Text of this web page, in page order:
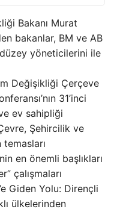
Bakanı Murat
bakanlar, BM ve AB
yöneticilerini ile
Değişikliği Çerçeve
31’inci
ev sahipliği
Şehircilik ve
temasları
en önemli başlıkları
çalışmaları
Giden Yolu: Dirençli
ülkelerinden